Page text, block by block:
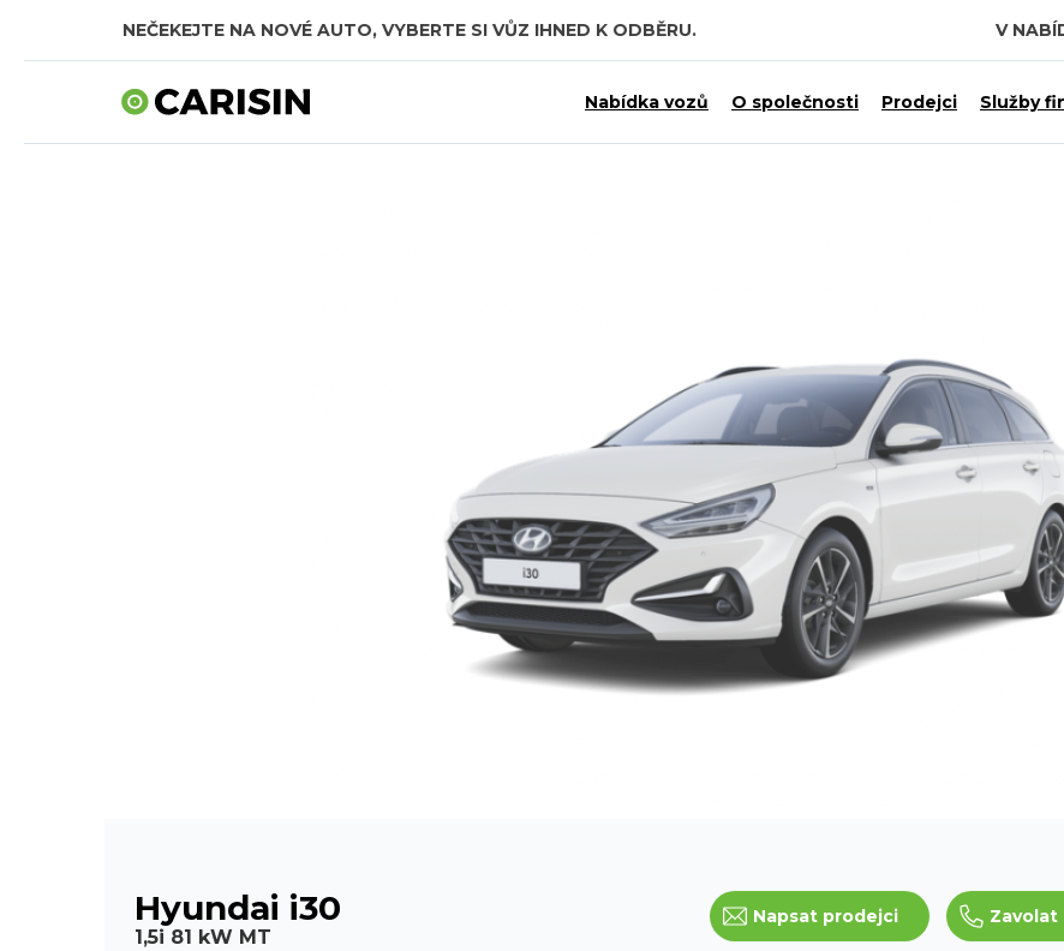
NEČEKEJTE NA NOVÉ AUTO, VYBERTE SI VŮZ IHNED K ODBĚRU.
SKLADOVÁ AUTA V CELKOVÉ HODNOTĚ TÉMĚŘ 7,5 MILIARDY KČ. V
Nabídka vozů O společnosti Prodejci Služby
Hyundai i30
1,5i 81 kW MT
Napsat prodejci